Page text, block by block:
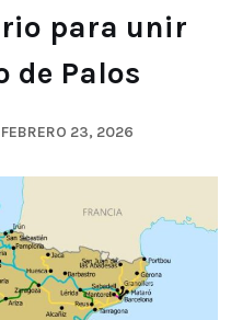
para unir
de Palos
FEBRERO 23, 2026